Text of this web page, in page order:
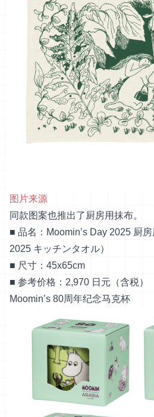
图片来源
同款图案也推出了厨房用抹布。
■ 品名：Moomin’s Day 2025 厨
2025 キッチンタオル）
■ 尺寸：45x65cm
■ 参考价格：2,970 日元（含税）
Moomin’s 80周年纪念马克杯